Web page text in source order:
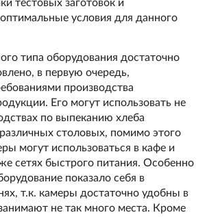
тестовых заготовок и
условия для данного
типа оборудования достаточно
в первую очередь,
производства
Его могут использовать не
по выпеканию хлеба
столовых, помимо этого
могут использоваться в кафе и
сетях быстрого питания. Особенно
показало себя в
т.к. камеры достаточно удобны в
не так много места. Кроме